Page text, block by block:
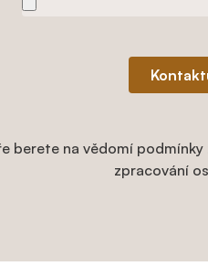
berete na vědomí
zpracování